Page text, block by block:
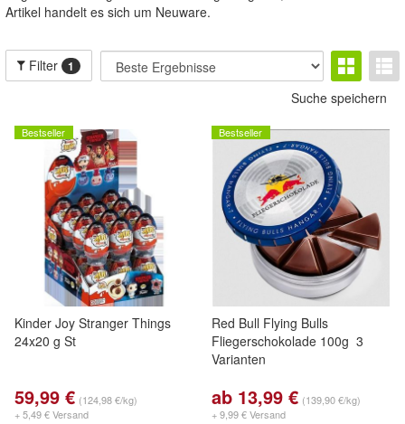
Artikel handelt es sich um Neuware.
Filter 1
Suche speichern
Bestseller
Kinder Joy Stranger Things
24x20 g St
59,99 € (124,98 €/kg)
+ 5,49 € Versand
Bestseller
Red Bull Flying Bulls
Fliegerschokolade 100g 3
Varianten
ab 13,99 € (139,90 €/kg)
+ 9,99 € Versand